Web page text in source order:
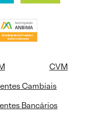
CVM
Cambiais
Bancários